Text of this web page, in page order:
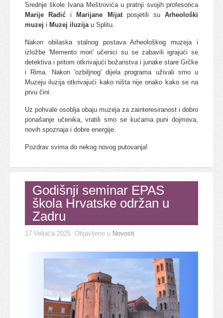
Srednje škole Ivana Meštrovića u pratnji svojih profesorica
Marije Radić i Marijane Mijatposjetili suArheološki
muzej i Muzej iluzija u Splitu.
Nakon obilaska stalnog postava Arheološkog muzeja i
izložbe 'Memento mori' učenici su se zabavili igrajući se
detektiva i pritom otkrivajući božanstva i junake stare Grčke
i Rima. Nakon 'ozbiljnog' dijela programa uživali smo u
Muzeju iluzija otkrivajući kako ništa nije onako kako se na
prvu čini.
Uz pohvale osoblja obaju muzeja za zainteresiranost i dobro
ponašanje učenika, vratili smo se kućama puni dojmova,
novih spoznaja i dobre energije.
Pozdrav svima do nekog novog putovanja!
Godišnji seminar EPAS
škola Hrvatske održan u
Zadru
17 Veljača 2025 . Objavljeno u Novosti